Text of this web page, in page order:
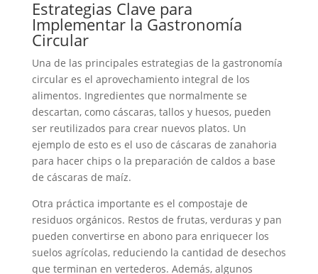
Estrategias Clave para
Implementar la Gastronomía
Circular
Una de las principales estrategias de la gastronomía
circular es el aprovechamiento integral de los
alimentos. Ingredientes que normalmente se
descartan, como cáscaras, tallos y huesos, pueden
ser reutilizados para crear nuevos platos. Un
ejemplo de esto es el uso de cáscaras de zanahoria
para hacer chips o la preparación de caldos a base
de cáscaras de maíz.
Otra práctica importante es el compostaje de
residuos orgánicos. Restos de frutas, verduras y pan
pueden convertirse en abono para enriquecer los
suelos agrícolas, reduciendo la cantidad de desechos
que terminan en vertederos. Además, algunos